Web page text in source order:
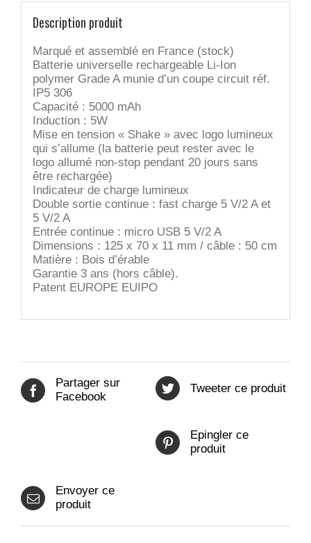
Description produit
Marqué et assemblé en France (stock)
Batterie universelle rechargeable Li-Ion
polymer Grade A munie d’un coupe circuit réf.
IP5 306
Capacité : 5000 mAh
Induction : 5W
Mise en tension « Shake » avec logo lumineux
qui s’allume (la batterie peut rester avec le
logo allumé non-stop pendant 20 jours sans
être rechargée)
Indicateur de charge lumineux
Double sortie continue : fast charge 5 V/2 A et
5 V/2 A
Entrée continue : micro USB 5 V/2 A
Dimensions : 125 x 70 x 11 mm / câble : 50 cm
Matière : Bois d’érable
Garantie 3 ans (hors câble).
Patent EUROPE EUIPO
Partager sur
Facebook
Tweeter ce produit
Epingler ce
produit
Envoyer ce
produit